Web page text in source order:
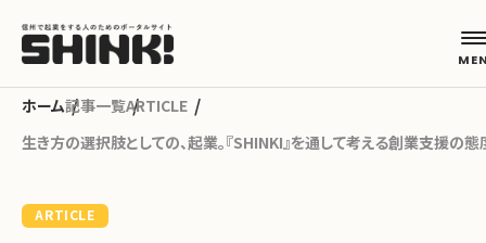
記事一覧ARTICLE
生き方の選択肢としての、起業。『SHINKI』を通して考える創業支援の態
ARTICLE